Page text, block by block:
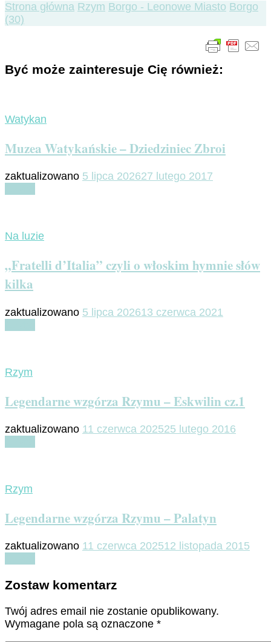
Strona główna Rzym Borgo - Leonowe Miasto Borgo
(30)
Być może zainteresuje Cię również:
Watykan
Muzea Watykańskie – Dziedziniec Zbroi
zaktualizowano 5 lipca 202627 lutego 2017
Na luzie
„Fratelli d’Italia” czyli o włoskim hymnie słów
kilka
zaktualizowano 5 lipca 202613 czerwca 2021
Rzym
Legendarne wzgórza Rzymu – Eskwilin cz.1
zaktualizowano 11 czerwca 202525 lutego 2016
Rzym
Legendarne wzgórza Rzymu – Palatyn
zaktualizowano 11 czerwca 202512 listopada 2015
Zostaw komentarz
Twój adres email nie zostanie opublikowany.
Wymagane pola są oznaczone *